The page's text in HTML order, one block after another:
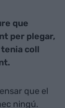
que
per plegar,
tenia coll
que el
ningú.